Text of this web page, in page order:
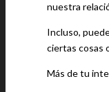
nuestra
Incluso,
ciertas cosas
Más de tu